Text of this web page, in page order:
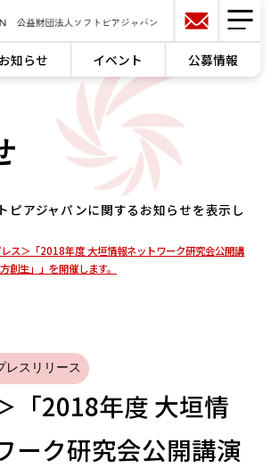
お知らせ イベント 公募情報
ピアジャパンに関するお知らせを表示し
ス＞「2018年度 大垣情報ネットワーク研究会公開講
生」」を開催します。
レスリリース
「2018年度 大垣情
ーク研究会公開講演